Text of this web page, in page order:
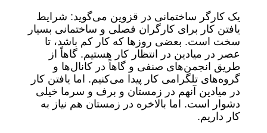
یک کارگر ساختمانی در قزوین می‌گوید: شرایط
یافتن کار برای کارگران فصلی و ساختمانی بسیار
سخت است. بعضی روزها که کار کم باشد، تا
عصر در میادین در انتظار کار هستیم. گاهاً از
طریق انجمن‌های صنفی و گاهاً در کانال‌ها و
گروه‌های تلگرامی کار پیدا می‌کنیم. اما یافتن کار
در میادین آنهم در زمستان و برف و سرما خیلی
دشوار است. اما بالاخره در زمستان هم نیاز به
کار داریم.